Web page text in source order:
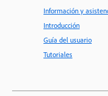
Información y
Introducción
Guía del usuario
Tutoriales